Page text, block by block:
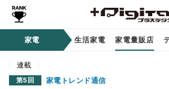
家電
計 / ウェアラブル 生活家電 家電量販店
連載
第5回 家電トレンド通信